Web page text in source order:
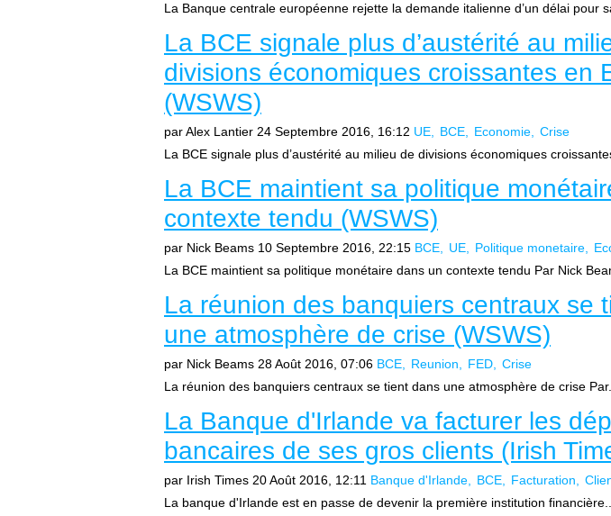
La Banque centrale européenne rejette la demande italienne d’un délai pour
La BCE signale plus d’austérité au
divisions économiques croissantes en
(WSWS)
par Alex Lantier 24 Septembre 2016, 16:12 UE BCE Economie
Crise
La BCE signale plus d’austérité au milieu de divisions économiques
La BCE maintient sa politique
contexte tendu (WSWS)
par Nick Beams 10 Septembre 2016, 22:15 BCE UE Politique monetaire
La BCE maintient sa politique monétaire dans un contexte tendu Par Nick
La réunion des banquiers centraux se
une atmosphère de crise (WSWS)
par Nick Beams 28 Août 2016, 07:06 BCE Reunion FED
Crise
La réunion des banquiers centraux se tient dans une atmosphère de crise Par...
La Banque d'Irlande va facturer les
bancaires de ses gros clients (Irish
par Irish Times 20 Août 2016, 12:11 Banque d'Irlande BCE Facturation
La banque d'Irlande est en passe de devenir la première institution financière...